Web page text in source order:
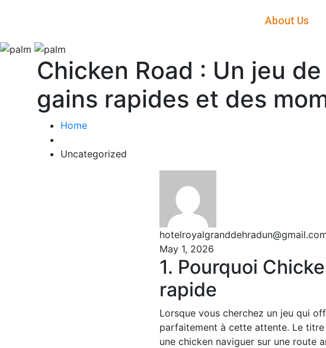
About Us
Chicken Road : Un jeu
gains rapides et des
Home
Uncategorized
May 1, 2026
1. Pourquoi
rapide
Lorsque vous cherchez un jeu qui
parfaitement à cette attente. Le
une chicken naviguer sur une route